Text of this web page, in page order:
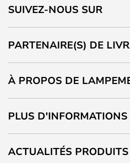
SUIVEZ-NOUS SUR
PARTENAIRE(S) DE
À PROPOS DE
PLUS D'INFORMATIONS
ACTUALITÉS PRODUITS